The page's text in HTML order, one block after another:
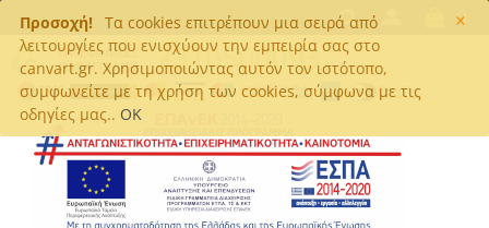
×
Προσοχή!
Τα cookies επιτρέπουν μια σειρά από
λειτουργίες που ενισχύουν την εμπειρία σας στο
canvart.gr. Χρησιμοποιώντας αυτόν τον ιστότοπο,
συμφωνείτε με τη χρήση των cookies, σύμφωνα με τις
οδηγίες μας.. OK
0